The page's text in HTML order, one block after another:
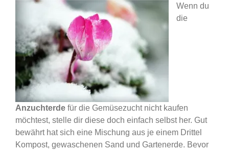
Wenn du
die
Anzuchterde für die Gemüsezucht nicht kaufen
möchtest, stelle dir diese doch einfach selbst her. Gut
bewährt hat sich eine Mischung aus je einem Drittel
Kompost, gewaschenen Sand und Gartenerde. Bevor